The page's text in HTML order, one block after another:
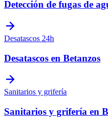
Detección de fugas de
Desatascos 24h
Desatascos en Betanzos
Sanitarios y grifería
Sanitarios y grifería en